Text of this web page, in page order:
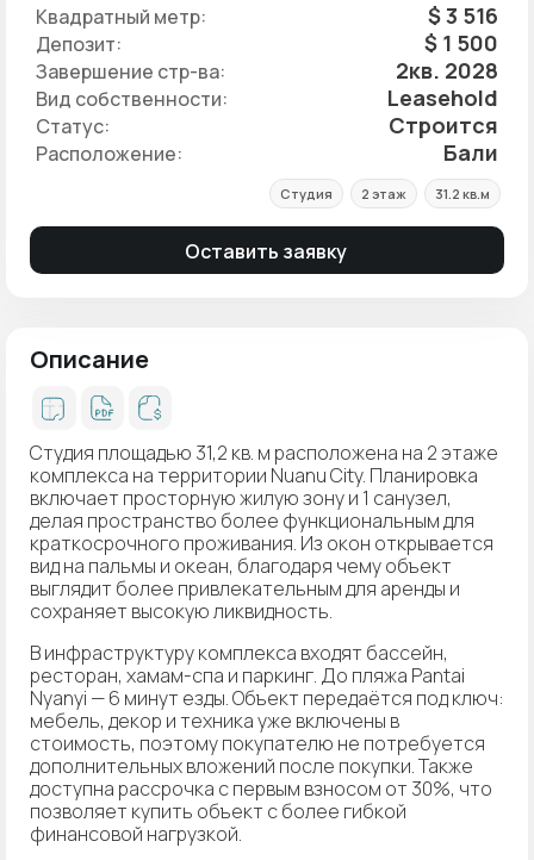
Квадратный метр: $ 3 516
Депозит: $ 1 500
Завершение стр-ва: 2кв. 2028
Вид собственности: Leasehold
Статус: Строится
Расположение: Бали
Студия 2 этаж 31.2 кв.м
Оставить заявку
Описание
Студия площадью 31,2 кв. м расположена на 2 этаже
комплекса на территории Nuanu City. Планировка
включает просторную жилую зону и 1 санузел,
делая пространство более функциональным для
краткосрочного проживания. Из окон открывается
вид на пальмы и океан, благодаря чему объект
выглядит более привлекательным для аренды и
сохраняет высокую ликвидность.
В инфраструктуру комплекса входят бассейн,
ресторан, хамам-спа и паркинг. До пляжа Pantai
Nyanyi — 6 минут езды. Объект передаётся под ключ:
мебель, декор и техника уже включены в
стоимость, поэтому покупателю не потребуется
дополнительных вложений после покупки. Также
доступна рассрочка с первым взносом от 30%, что
позволяет купить объект с более гибкой
финансовой нагрузкой.